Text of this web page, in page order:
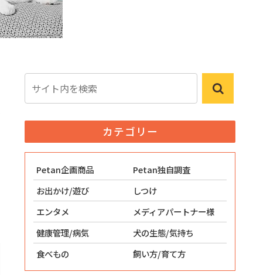
カテゴリー
Petan企画商品
Petan独自調査
お出かけ/遊び
しつけ
エンタメ
メディアパートナー様
健康管理/病気
犬の生態/気持ち
食べもの
飼い方/育て方